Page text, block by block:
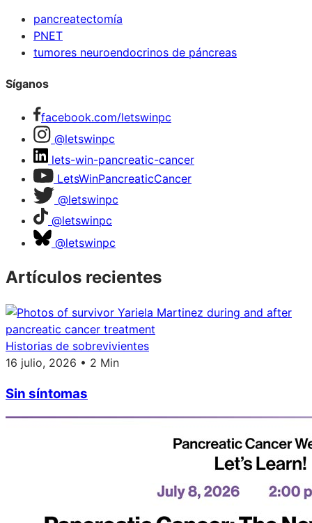
pancreatectomía
PNET
tumores neuroendocrinos de páncreas
Síganos
facebook.com/letswinpc
@letswinpc
lets-win-pancreatic-cancer
LetsWinPancreaticCancer
@letswinpc
@letswinpc
@letswinpc
Artículos recientes
Historias de sobrevivientes
16 julio, 2026 • 2 Min
Sin síntomas